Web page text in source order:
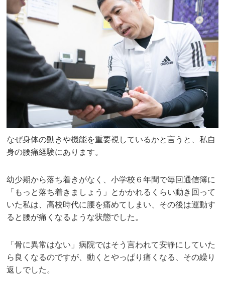
なぜ身体の動きや機能を重要視しているかと言うと、私自
身の腰痛経験にあります。
幼少期から落ち着きがなく、小学校６年間で毎回通信簿に
「もっと落ち着きましょう」とかかれるくらい動き回って
いた私は、高校時代に腰を痛めてしまい、その後は運動す
ると腰が痛くなるような状態でした。
「骨に異常はない」病院ではそう言われて安静にしていた
ら良くなるのですが、動くとやっぱり痛くなる、その繰り
返しでした。